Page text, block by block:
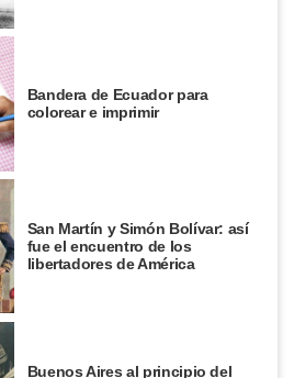
Bandera de Ecuador para
colorear e imprimir
San Martín y Simón Bolívar: así
fue el encuentro de los
libertadores de América
Buenos Aires al principio del